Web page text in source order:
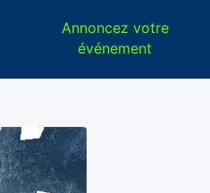
Annoncez votre
événement